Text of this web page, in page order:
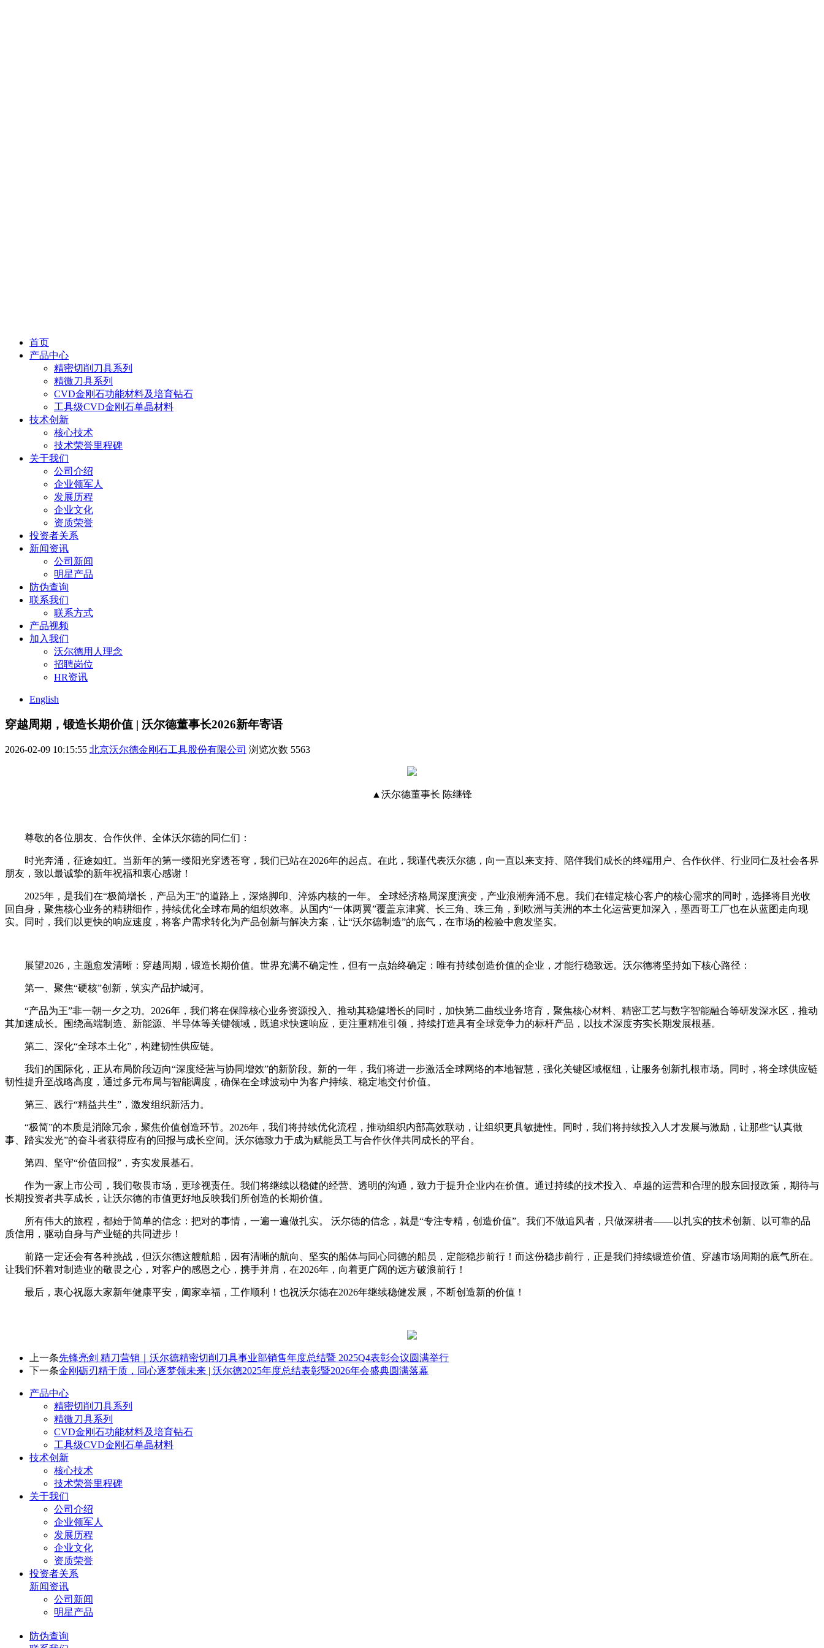
首页
产品中心
精密切削刀具系列
精微刀具系列
CVD金刚石功能材料及培育钻石
工具级CVD金刚石单晶材料
技术创新
核心技术
技术荣誉里程碑
关于我们
公司介绍
企业领军人
发展历程
企业文化
资质荣誉
投资者关系
新闻资讯
公司新闻
明星产品
防伪查询
联系我们
联系方式
产品视频
加入我们
沃尔德用人理念
招聘岗位
HR资讯
English
穿越周期，锻造长期价值 | 沃尔德董事长2026新年寄语
2026-02-09 10:15:55 北京沃尔德金刚石工具股份有限公司 浏览次数 5563
▲沃尔德董事长 陈继锋
尊敬的各位朋友、合作伙伴、全体沃尔德的同仁们：
时光奔涌，征途如虹。当新年的第一缕阳光穿透苍穹，我们已站在2026年的起点。在此，我谨代表沃尔德，向一直以来支持、陪伴我们成长的终端用户、合作伙伴、行业同仁及社会各界
朋友，致以最诚挚的新年祝福和衷心感谢！
2025年，是我们在“极简增长，产品为王”的道路上，深烙脚印、淬炼内核的一年。 全球经济格局深度演变，产业浪潮奔涌不息。我们在锚定核心客户的核心需求的同时，选择将目光收
回自身，聚焦核心业务的精耕细作，持续优化全球布局的组织效率。从国内“一体两翼”覆盖京津冀、长三角、珠三角，到欧洲与美洲的本土化运营更加深入，墨西哥工厂也在从蓝图走向现
实。同时，我们以更快的响应速度，将客户需求转化为产品创新与解决方案，让“沃尔德制造”的底气，在市场的检验中愈发坚实。
展望2026，主题愈发清晰：穿越周期，锻造长期价值。世界充满不确定性，但有一点始终确定：唯有持续创造价值的企业，才能行稳致远。沃尔德将坚持如下核心路径：
第一、聚焦“硬核”创新，筑实产品护城河。
“产品为王”非一朝一夕之功。2026年，我们将在保障核心业务资源投入、推动其稳健增长的同时，加快第二曲线业务培育，聚焦核心材料、精密工艺与数字智能融合等研发深水区，推动
其加速成长。围绕高端制造、新能源、半导体等关键领域，既追求快速响应，更注重精准引领，持续打造具有全球竞争力的标杆产品，以技术深度夯实长期发展根基。
第二、深化“全球本土化”，构建韧性供应链。
我们的国际化，正从布局阶段迈向“深度经营与协同增效”的新阶段。新的一年，我们将进一步激活全球网络的本地智慧，强化关键区域枢纽，让服务创新扎根市场。同时，将全球供应链
韧性提升至战略高度，通过多元布局与智能调度，确保在全球波动中为客户持续、稳定地交付价值。
第三、践行“精益共生”，激发组织新活力。
“极简”的本质是消除冗余，聚焦价值创造环节。2026年，我们将持续优化流程，推动组织内部高效联动，让组织更具敏捷性。同时，我们将持续投入人才发展与激励，让那些“认真做
事、踏实发光”的奋斗者获得应有的回报与成长空间。沃尔德致力于成为赋能员工与合作伙伴共同成长的平台。
第四、坚守“价值回报”，夯实发展基石。
作为一家上市公司，我们敬畏市场，更珍视责任。我们将继续以稳健的经营、透明的沟通，致力于提升企业内在价值。通过持续的技术投入、卓越的运营和合理的股东回报政策，期待与
长期投资者共享成长，让沃尔德的市值更好地反映我们所创造的长期价值。
所有伟大的旅程，都始于简单的信念：把对的事情，一遍一遍做扎实。 沃尔德的信念，就是“专注专精，创造价值”。我们不做追风者，只做深耕者——以扎实的技术创新、以可靠的品
质信用，驱动自身与产业链的共同进步！
前路一定还会有各种挑战，但沃尔德这艘航船，因有清晰的航向、坚实的船体与同心同德的船员，定能稳步前行！而这份稳步前行，正是我们持续锻造价值、穿越市场周期的底气所在。
让我们怀着对制造业的敬畏之心，对客户的感恩之心，携手并肩，在2026年，向着更广阔的远方破浪前行！
最后，衷心祝愿大家新年健康平安，阖家幸福，工作顺利！也祝沃尔德在2026年继续稳健发展，不断创造新的价值！
上一条先锋亮剑 精刀营销｜沃尔德精密切削刀具事业部销售年度总结暨 2025Q4表彰会议圆满举行
下一条金刚砺刃精于质，同心逐梦领未来 | 沃尔德2025年度总结表彰暨2026年会盛典圆满落幕
产品中心
精密切削刀具系列
精微刀具系列
CVD金刚石功能材料及培育钻石
工具级CVD金刚石单晶材料
技术创新
核心技术
技术荣誉里程碑
关于我们
公司介绍
企业领军人
发展历程
企业文化
资质荣誉
投资者关系
新闻资讯
公司新闻
明星产品
防伪查询